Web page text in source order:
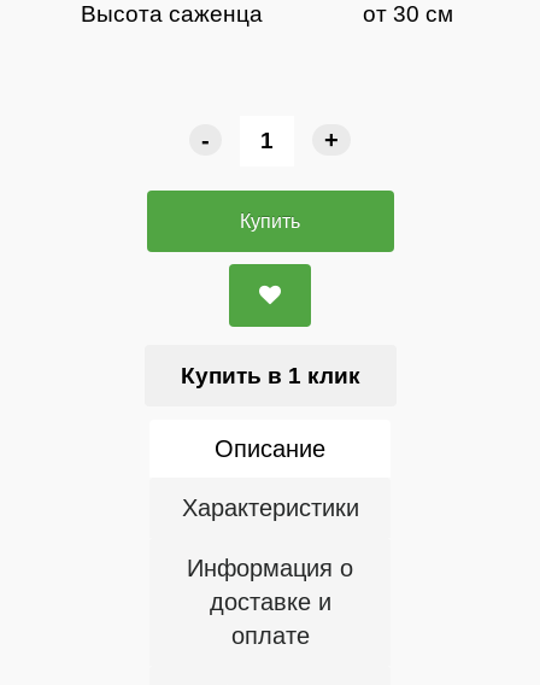
Высота саженца от 30 см
- +
Купить
Купить в 1 клик
Описание
Характеристики
Информация о
доставке и
оплате